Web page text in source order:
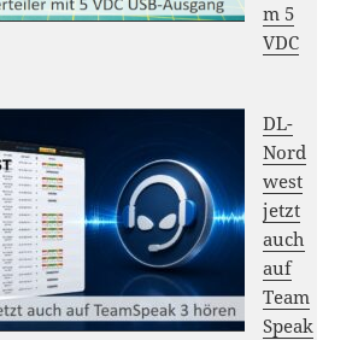
m 5
VDC
DL-
Nord
west
jetzt
auch
auf
Team
Speak